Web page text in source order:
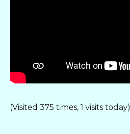
(Visited 375 times, 1 visits today)